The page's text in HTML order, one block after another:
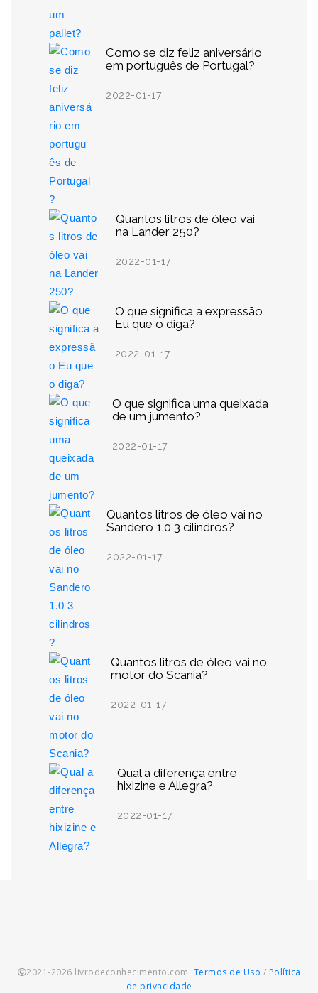
Como se diz feliz aniversário
em português de Portugal?
2022-01-17
Quantos litros de óleo vai
na Lander 250?
2022-01-17
O que significa a expressão
Eu que o diga?
2022-01-17
O que significa uma queixada
de um jumento?
2022-01-17
Quantos litros de óleo vai no
Sandero 1.0 3 cilindros?
2022-01-17
Quantos litros de óleo vai no
motor do Scania?
2022-01-17
Qual a diferença entre
hixizine e Allegra?
2022-01-17
2021-2026 livrodeconhecimento.com. Termos de Uso / Política
de privacidade